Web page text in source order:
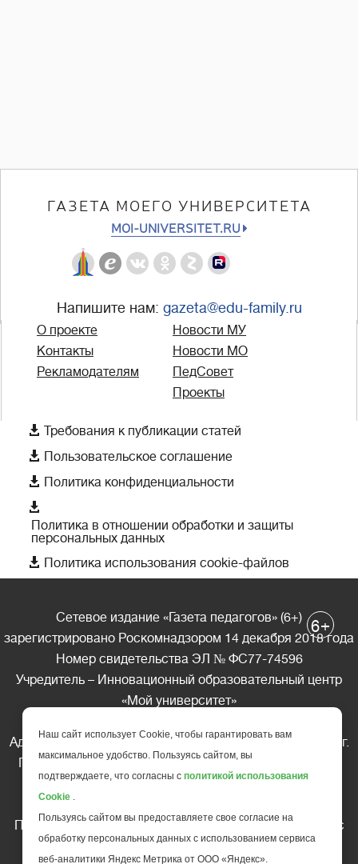
ГАЗЕТА МОЕГО УНИВЕРСИТЕТА
MOI-UNIVERSITET.RU
Напишите нам: gazeta@edu-family.ru
О проекте
Контакты
Рекламодателям
Новости МУ
Новости МО
ПедСовет
Проекты
 Требования к публикации статей
 Пользовательское соглашение
 Политика конфиденциальности

Политика в отношении обработки и защиты
персональных данных
 Политика использования cookie-файлов
Сетевое издание «Газета педагогов» (6+)
зарегистрировано Роскомнадзором 14 декабря 2018 года
Номер свидетельства ЭЛ № ФС77-74596
Учредитель – Инновационный образовательный центр
«Мой университет»
Адрес редакции: 185035 Россия, Республика Карелия, г.
Петрозаводск, ул. Фридриха Энгельса д.10, офис 211
Телефон редакции: +7 (499) 685-10-45
Перепечатка материалов газеты допускается только c
письменного разрешения редакции
6+
Наш сайт использует Cookie, чтобы гарантировать вам
максимальное удобство. Пользуясь сайтом, вы
подтверждаете, что согласны с политикой использования
Cookie .
Пользуясь сайтом вы предоставляете свое согласие на
обработку персональных данных с использованием сервиса
веб-аналитики Яндекс Метрика от ООО «Яндекс».